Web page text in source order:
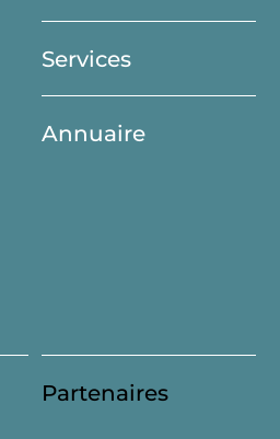
Top
Services
Annuaire
Partenaires